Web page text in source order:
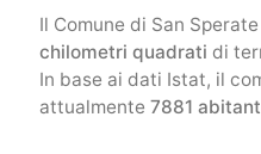
Il Comune di San
chilometri quadrati di
In base ai dati Istat, il
attualmente 7881